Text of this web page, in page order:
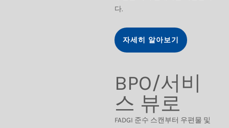
다.
자세히 알아보기
BPO/서비
스 뷰로
FADGI 준수 스캔부터 우편물 및